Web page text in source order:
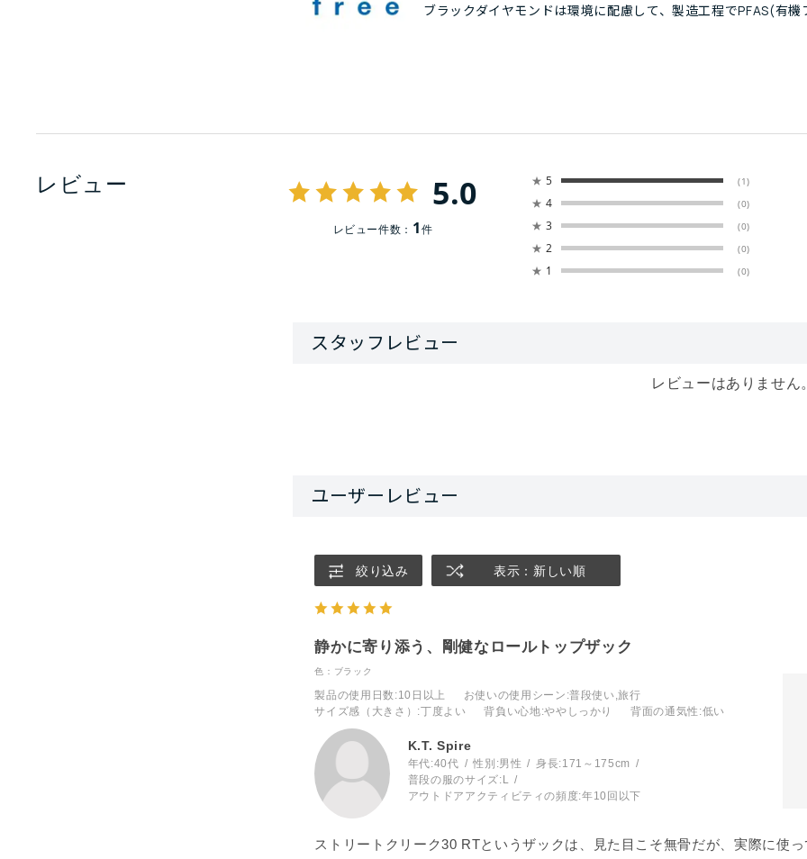
ブラックダイヤモンドは環境に配慮して、製造工程でPFAS(有
レビュー 5.0
レビュー件数： 1件
★ 5 (1)
★ 4 (0)
★ 3 (0)
★ 2 (0)
★ 1 (0)
絞り込み 表示：新しい順
静かに寄り添う、剛健なロールトップザック
色：ブラック
製品の使用日数 :10日以上 お使いの使用シーン :普段使い,旅行
サイズ感（大きさ） :丁度よい 背負い心地:ややしっかり 背面の通気性 :低い
K.T. Spire
年代:40代 性別:男性 身長:171～175cm
普段の服のサイズ: L
アウトドアアクティビティの頻度:年10回以下
ストリートクリーク30 RTというザックは、見た目こそ無骨だが、実際に使
レビューはありません